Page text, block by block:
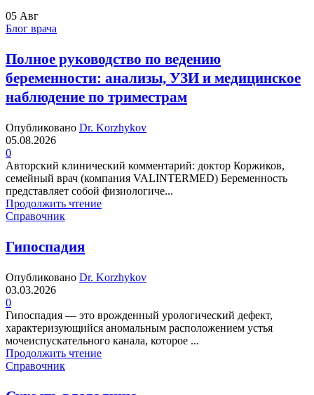
05 Авг
Блог врача
Полное руководство по ведению
беременности: анализы, УЗИ и медицинское
наблюдение по триместрам
Опубликовано Dr. Korzhykov
05.08.2026
0
Авторский клинический комментарий: доктор Коржиков,
семейный врач (компания VALINTERMED) Беременность
представляет собой физиологиче...
Продолжить чтение
Справочник
Гипоспадия
Опубликовано Dr. Korzhykov
03.03.2026
0
Гипоспадия — это врожденный урологический дефект,
характеризующийся аномальным расположением устья
мочеиспускательного канала, которое ...
Продолжить чтение
Справочник